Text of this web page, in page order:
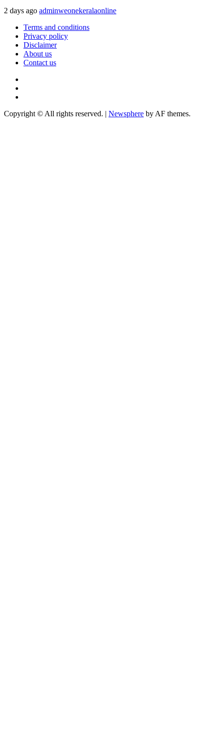
2 days ago adminweonekeralaonline
Terms and conditions
Privacy policy
Disclaimer
About us
Contact us
Copyright © All rights reserved. | Newsphere by AF themes.